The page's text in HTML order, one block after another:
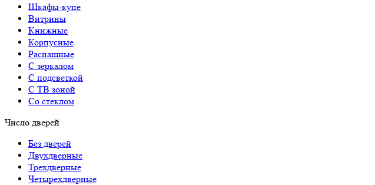
Шкафы-купе
Витрины
Книжные
Корпусные
Распашные
С зеркалом
С подсветкой
С ТВ зоной
Со стеклом
Число дверей
Без дверей
Двухдверные
Трехдверные
Четырехдверные